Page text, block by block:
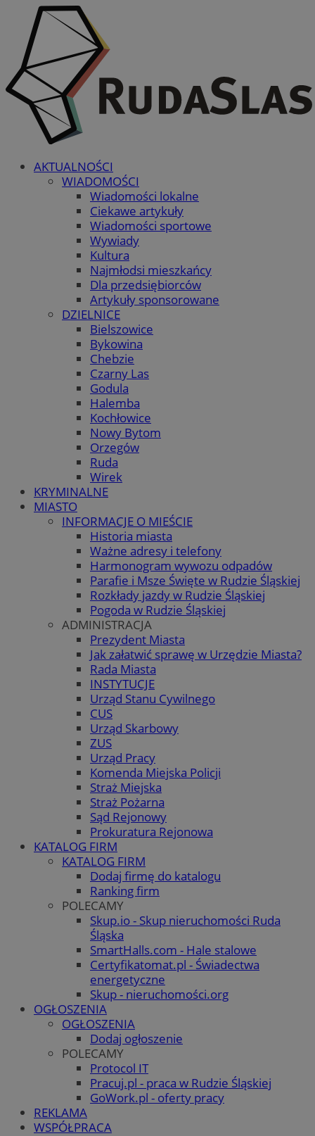
AKTUALNOŚCI
WIADOMOŚCI
Wiadomości lokalne
Ciekawe artykuły
Wiadomości sportowe
Wywiady
Kultura
Najmłodsi mieszkańcy
Dla przedsiębiorców
Artykuły sponsorowane
DZIELNICE
Bielszowice
Bykowina
Chebzie
Czarny Las
Godula
Halemba
Kochłowice
Nowy Bytom
Orzegów
Ruda
Wirek
KRYMINALNE
MIASTO
INFORMACJE O MIEŚCIE
Historia miasta
Ważne adresy i telefony
Harmonogram wywozu odpadów
Parafie i Msze Święte w Rudzie Śląskiej
Rozkłady jazdy w Rudzie Śląskiej
Pogoda w Rudzie Śląskiej
ADMINISTRACJA
Prezydent Miasta
Jak załatwić sprawę w Urzędzie Miasta?
Rada Miasta
INSTYTUCJE
Urząd Stanu Cywilnego
CUS
Urząd Skarbowy
ZUS
Urząd Pracy
Komenda Miejska Policji
Straż Miejska
Straż Pożarna
Sąd Rejonowy
Prokuratura Rejonowa
KATALOG FIRM
KATALOG FIRM
Dodaj firmę do katalogu
Ranking firm
POLECAMY
Skup.io - Skup nieruchomości Ruda
Śląska
SmartHalls.com - Hale stalowe
Certyfikatomat.pl - Świadectwa
energetyczne
Skup - nieruchomości.org
OGŁOSZENIA
OGŁOSZENIA
Dodaj ogłoszenie
POLECAMY
Protocol IT
Pracuj.pl - praca w Rudzie Śląskiej
GoWork.pl - oferty pracy
REKLAMA
WSPÓŁPRACA